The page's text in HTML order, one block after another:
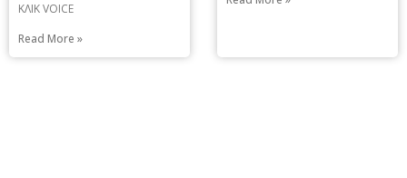
ΚΛΙΚ VOICE
Read More »